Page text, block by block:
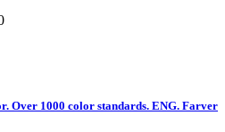
Over 1000 color standards. ENG. Farver